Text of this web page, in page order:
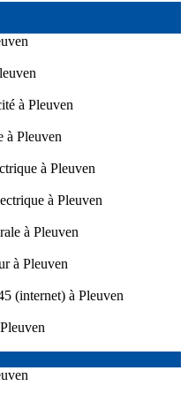
à Pleuven
à Pleuven
à Pleuven
à Pleuven
à Pleuven
à Pleuven
(internet) à Pleuven